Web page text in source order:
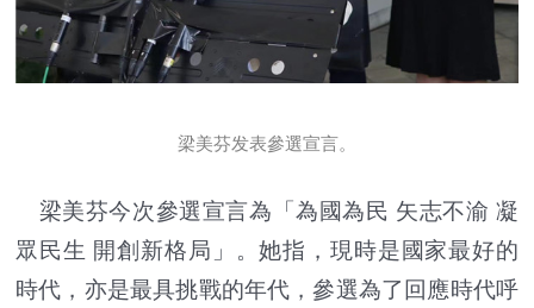
梁美芬发表參選宣言。
梁美芬今次參選宣言為「為國為民 矢志不渝 凝
眾民生 開創新格局」。她指，現時是國家最好的
時代，亦是最具挑戰的年代，參選為了回應時代呼